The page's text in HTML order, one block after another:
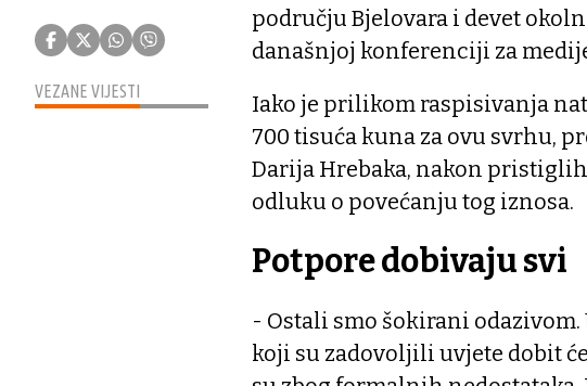
VEZANE VIJESTI
području Bjelovara i devet
današnjoj konferenciji za
Iako je prilikom raspisivanja
700 tisuća kuna za ovu svrhu,
Darija Hrebaka, nakon
odluku o povećanju tog iznosa.
Potpore dobivaju svi
- Ostali smo šokirani
koji su zadovoljili uvjete dobit